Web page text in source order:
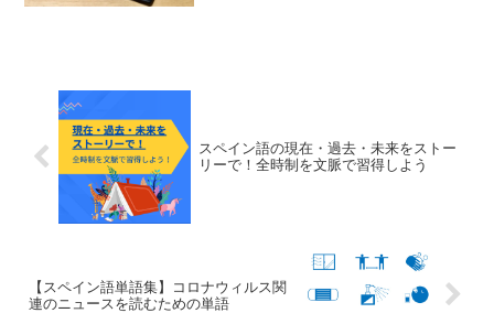
スペイン語の現在・過去・未来をストー
リーで！全時制を文脈で習得しよう
【スペイン語単語集】コロナウィルス関
連のニュースを読むための単語